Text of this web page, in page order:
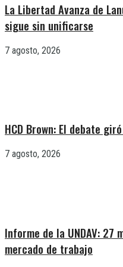
La Libertad Avanza de
sigue sin unificarse
7 agosto, 2026
HCD Brown: El debate
7 agosto, 2026
Informe de la UNDAV:
mercado de trabajo